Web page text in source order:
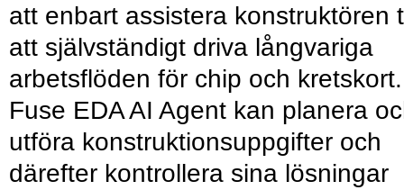
att enbart assistera konstruktören
att självständigt driva långvariga
arbetsflöden för chip och kretskort.
Fuse EDA AI Agent kan planera
utföra konstruktionsuppgifter och
därefter kontrollera sina lösningar